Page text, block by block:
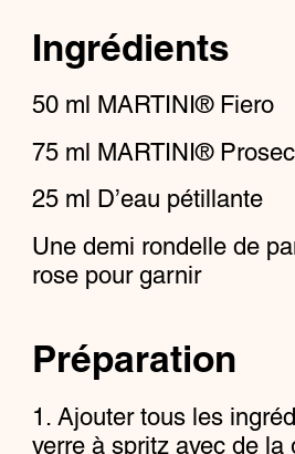
Ingrédients
50 ml MARTINI® Fiero
75 ml MARTINI®
25 ml
D’eau pétillante
Une demi rondelle de
rose pour garnir
Préparation
Ajouter tous les
verre à spritz avec de la